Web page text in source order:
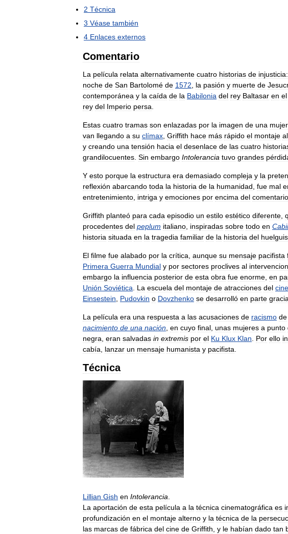
2 Técnica
3 Véase también
4 Enlaces externos
Comentario
La película relata alternativamente cuatro historias de injusticia:
noche de San Bartolomé de 1572 la pasión y muerte de
contemporánea y la caída de la Babilonia del rey Baltasar en el
rey del Imperio persa
Estas cuatro tramas son enlazadas por la imagen de una mujer
van llegando a su clímax Griffith hace más rápido el montaje
y creando una tensión hacia el desenlace de las cuatro
grandilocuentes Sin embargo Intolerancia tuvo grandes
Y esto porque la estructura era demasiado compleja y la
reflexión abarcando toda la historia de la humanidad fue mal
entretenimiento intriga y emociones por encima del comentario
Griffith planteó para cada episodio un estilo estético diferente
procedentes del peplum italiano inspiradas sobre todo en
historia situada en la tragedia familiar de la historia del
El filme fue alabado por la crítica aunque su mensaje pacifista
Primera Guerra Mundial y por sectores proclives al
embargo la influencia posterior de esta obra fue enorme en
Unión Soviética La escuela del montaje de atracciones del cine
Einsestein
Pudovkin o Dovzhenko se desarrolló en parte
La película era una respuesta a las acusaciones de racismo de
nacimiento de una nación en cuyo final unas mujeres a punto
negra eran salvadas in extremis por el Ku Klux Klan Por ello
cabía
lanzar un mensaje humanista y pacifista
Técnica
Lillian Gish en Intolerancia
La aportación de esta película a la técnica cinematográfica es
profundización en el montaje alterno y la técnica de la
las marcas de fábrica del cine de Griffith y le habían dado tan